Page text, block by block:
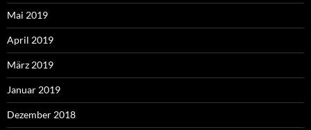
Mai 2019
April 2019
März 2019
Januar 2019
Dezember 2018